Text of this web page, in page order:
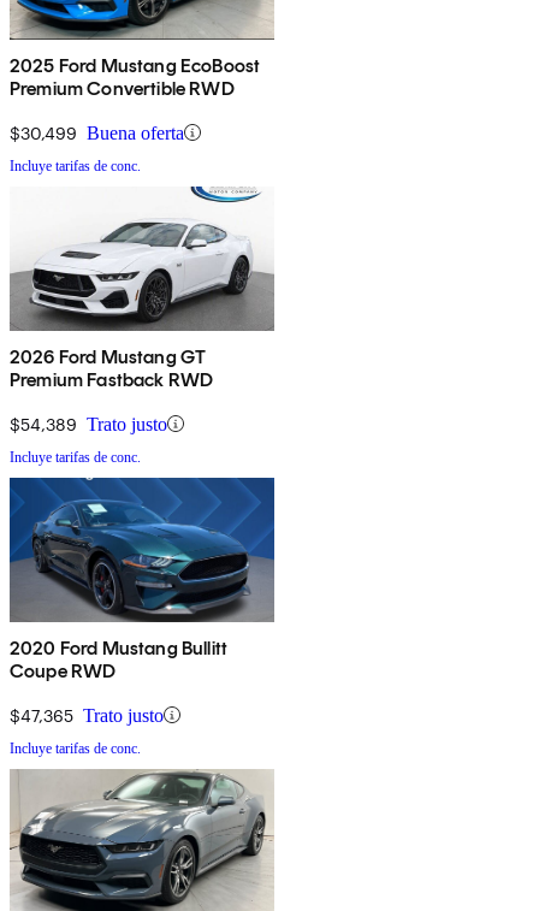
2025 Ford Mustang EcoBoost
Premium Convertible RWD
$30,499 Buena oferta
Incluye tarifas de conc.
2026 Ford Mustang GT
Premium Fastback RWD
$54,389 Trato justo
Incluye tarifas de conc.
2020 Ford Mustang Bullitt
Coupe RWD
$47,365 Trato justo
Incluye tarifas de conc.